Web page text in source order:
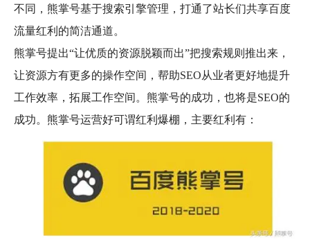
不同，熊掌号基于搜索引擎管理，打通了站长们共享百度
流量红利的简洁通道。
熊掌号提出“让优质的资源脱颖而出”把搜索规则推出来，
让资源方有更多的操作空间，帮助SEO从业者更好地提升
工作效率，拓展工作空间。熊掌号的成功，也将是SEO的
成功。 熊掌号运营好可谓红利爆棚，主要红利有：